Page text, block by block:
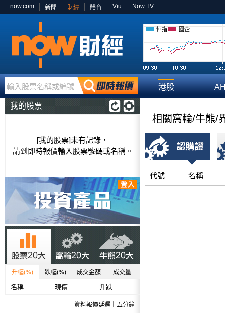
now.com 新聞 財經 體育 Viu Now TV
恒指 國企
輸入股票名稱或編號 港股
我的股票
[我的股票]未有記錄，
請到即時報價輸入股票號碼或名稱。
升幅(%) 跌幅(%) 成交金額 成交量
名稱 現價 升跌
資料報價延遲十五分鐘
相關窩輪/牛熊/
代號 名稱